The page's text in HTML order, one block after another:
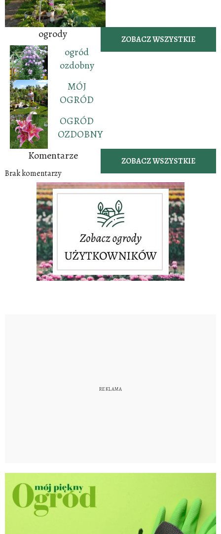
ZOBACZ WSZYSTKIE
ogrody
ogród
ozdobny
MÓJ
OGRÓD
OGRÓD
OZDOBNY
ZOBACZ WSZYSTKIE
Komentarze
Brak komentarzy